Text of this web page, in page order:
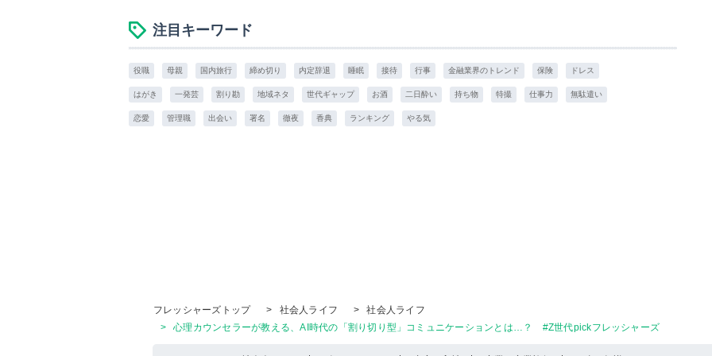
注目キーワード
役職 母親 国内旅行 締め切り 内定辞退 睡眠 接待 行事 金融業界のトレンド 保険 ドレス
はがき 一発芸 割り勘 地域ネタ 世代ギャップ お酒 二日酔い 持ち物 特撮 仕事力 無駄遣い
恋愛 管理職 出会い 署名 徹夜 香典 ランキング やる気
フレッシャーズトップ
> 社会人ライフ >
社会人ライフ
>
心理カウンセラーが教える、AI時代の「割り切り型」コミュニケーションとは…？ #Z世代pickフレッシャーズ